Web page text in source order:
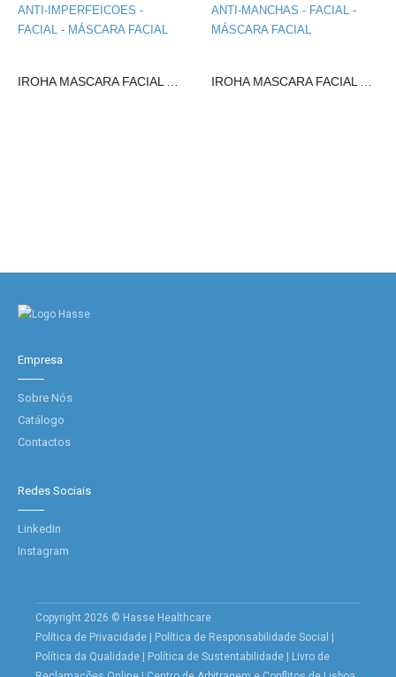
IROHA MASCARA FACIAL ANTI-IMPERFEICOES IROHA MASCARA FACIAL ANTI-MANCHAS
Empresa
Sobre Nós
Catálogo
Contactos
Redes Sociais
LinkedIn
Instagram
Copyright 2026 © Hasse Healthcare
Política de Privacidade
Política de Responsabilidade Social
Política da Qualidade
Política de Sustentabilidade
Livro de